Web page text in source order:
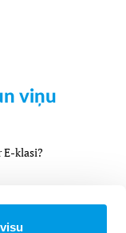
viņu
E-klasi?